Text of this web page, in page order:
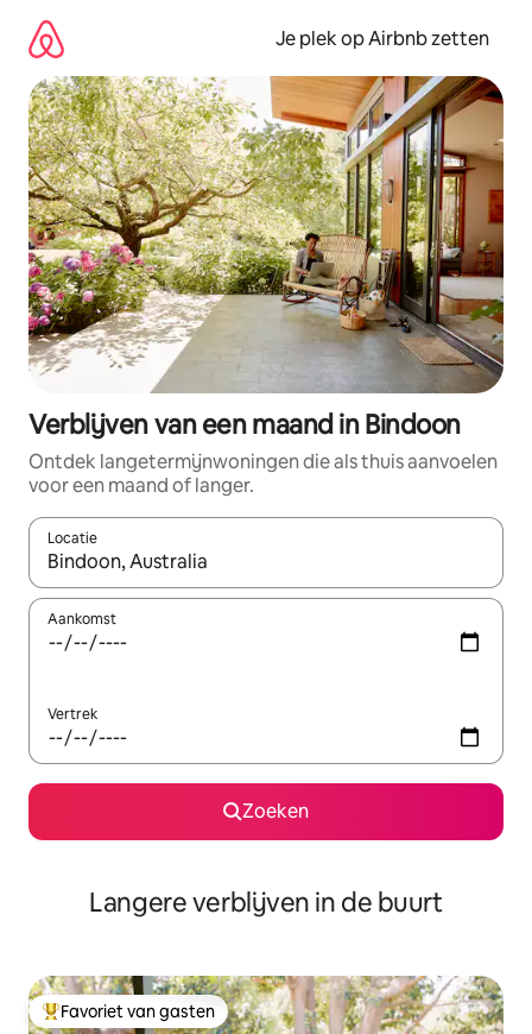
direct
naar
inhoud
Je plek op Airbnb zetten
Verblijven van een maand in Bindoon
Ontdek langetermijnwoningen die als thuis aanvoelen
voor een maand of langer.
Locatie
Wanneer er resultaten beschikbaar zijn, maak je een keuze
Aankomst
Vertrek
Zoeken
Langere verblijven in de buurt
Topfavoriet van gasten
Favoriet van gasten